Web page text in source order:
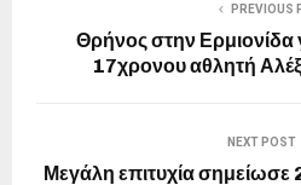
PREVIOUS
Θρήνος στην Ερμιονίδα
17χρονου αθλητή
NEXT POST
Μεγάλη επιτυχία σημείωσε